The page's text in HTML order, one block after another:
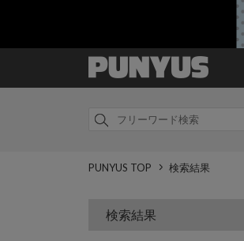
PUNYUS TOP 検索結果
検索結果